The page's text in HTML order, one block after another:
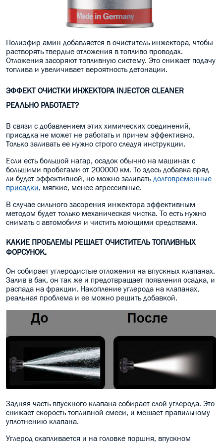
Полиэфир амин добавляется в очиститель инжектора, чтобы
растворять твердые отложения в топливо проводах.
Отложения засоряют топливную систему. Это снижает подачу
топлива и увеличивает вероятность детонации.
ЭФФЕКТ ОЧИСТКИ ИНЖЕКТОРА INJECTOR CLEANER
РЕАЛЬНО РАБОТАЕТ?
В связи с добавлением этих химических соединений,
присадка не может не работать и причем эффективно.
Только заливать ее нужно строго следуя инструкции.
Если есть большой нагар, осадок обычно на машинах с
большими пробегами от 200000 км. То здесь добавка вряд
ли будет эффективной, но можно заливатьдолговременные
присадки, мягкие, менее агрессивные.
В случае сильного засорения инжектора эффективным
методом будет только механическая чистка. То есть нужно
снимать с автомобиля и чистить моющими средствами.
КАКИЕ ПРОБЛЕМЫ РЕШАЕТ ОЧИСТИТЕЛЬ ТОПЛИВНЫХ
ФОРСУНОК.
Он собирает углеродистые отложения на впускных клапанах.
Залив в бак, он так же и предотвращает появления осадка, и
распада на фракции. Накопление углерода на клапанах,
реальная проблема и ее можно решить добавкой.
Задняя часть впускного клапана собирает слой углерода. Это
снижает скорость топливной смеси, и мешает правильному
уплотнению клапана.
Углерод скапливается и на головке поршня, впускном